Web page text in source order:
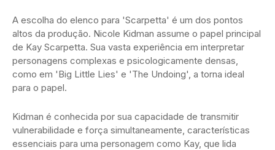
A escolha do elenco para 'Scarpetta' é um dos pontos
altos da produção. Nicole Kidman assume o papel principal
de Kay Scarpetta. Sua vasta experiência em interpretar
personagens complexas e psicologicamente densas,
como em 'Big Little Lies' e 'The Undoing', a torna ideal
para o papel.
Kidman é conhecida por sua capacidade de transmitir
vulnerabilidade e força simultaneamente, características
essenciais para uma personagem como Kay, que lida